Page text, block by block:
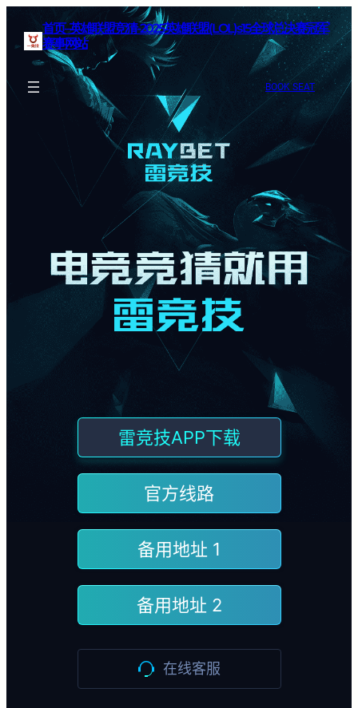
首页–英雄联盟竞猜-2025英雄联盟(LOL)s15全球总决赛冠军
赛事网站
BOOK SEAT